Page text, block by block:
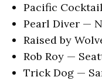
Pacific
Pearl Diver —
Raised by
Rob Roy —
Trick Dog —